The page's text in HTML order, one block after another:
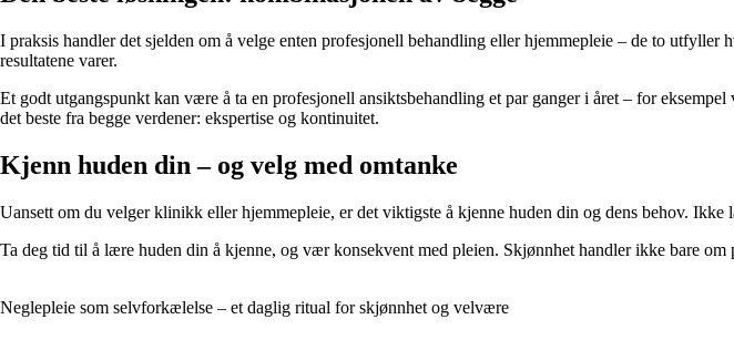
I praksis handler det sjelden om å velge enten profesjonell behandling eller hjemmepleie – de to
resultatene varer.
Et godt utgangspunkt kan være å ta en profesjonell ansiktsbehandling et par ganger i året – for
det beste fra begge verdener: ekspertise og kontinuitet.
Kjenn huden din – og velg med omtanke
Uansett om du velger klinikk eller hjemmepleie, er det viktigste å kjenne huden din og dens behov.
Ta deg tid til å lære huden din å kjenne, og vær konsekvent med pleien. Skjønnhet handler ikke bare
Neglepleie som selvforkælelse – et daglig ritual for skjønnhet og velvære